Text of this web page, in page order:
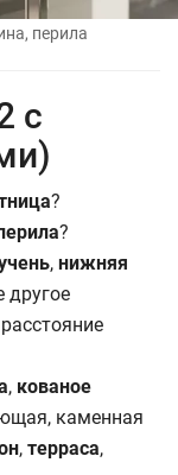
перила
с
?
?
,нижняя
другое
, кованое
каменная
,терраса,